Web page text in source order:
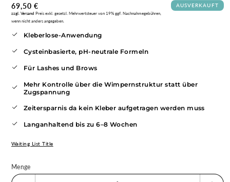
Normaler
Preis
69,50 € AUSVERKAUFT
zzgl. Versand Preis exkl. gesetzl. Mehrwertsteuer von 19% ggf. Nachnahmegebühren,
wenn nicht anders angegeben.
Kleberlose-Anwendung
Cysteinbasierte, pH-neutrale Formeln
Für Lashes und Brows
Mehr Kontrolle über die Wimpernstruktur statt über
Zugspannung
Zeitersparnis da kein Kleber aufgetragen werden muss
Langanhaltend bis zu 6–8 Wochen
Waiting List Title
Menge